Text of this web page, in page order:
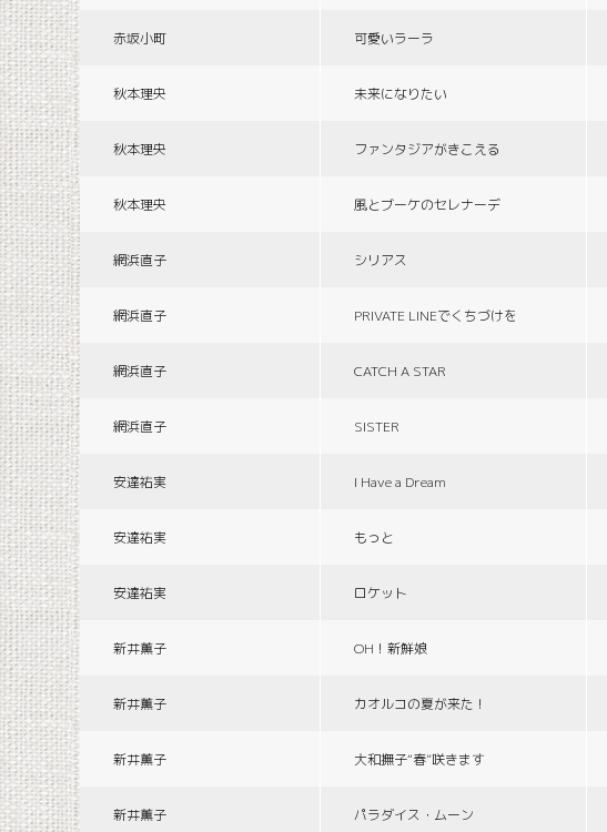
赤坂小町 可愛いラーラ
秋本理央 未来になりたい
秋本理央 ファンタジアがきこえる
秋本理央 風とブーケのセレナーデ
網浜直子 シリアス
網浜直子 PRIVATE LINEでくちづけを
網浜直子 CATCH A STAR
網浜直子 SISTER
安達祐実 I Have a Dream
安達祐実 もっと
安達祐実 ロケット
新井薫子 OH！新鮮娘
新井薫子 カオルコの夏が来た！
新井薫子 大和撫子“春”咲きます
新井薫子 パラダイス・ムーン